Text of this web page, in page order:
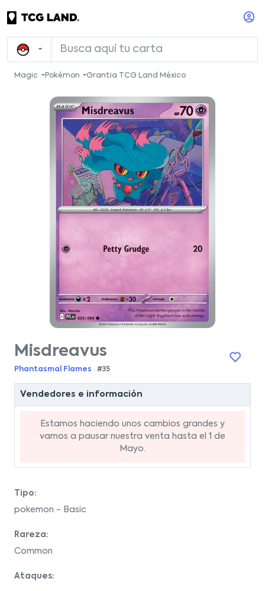
Magic Pokémon Grantia TCG Land México
Misdreavus
Phantasmal Flames #35
Vendedores e información
Estamos haciendo unos cambios grandes y
vamos a pausar nuestra venta hasta el 1 de
Mayo.
Tipo:
pokemon - Basic
Rareza:
Common
Ataques: